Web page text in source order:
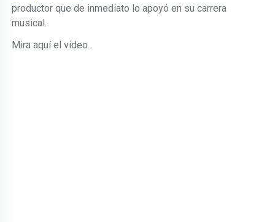
productor que de inmediato lo apoyó en su carrera
musical.
Mira aquí el video.